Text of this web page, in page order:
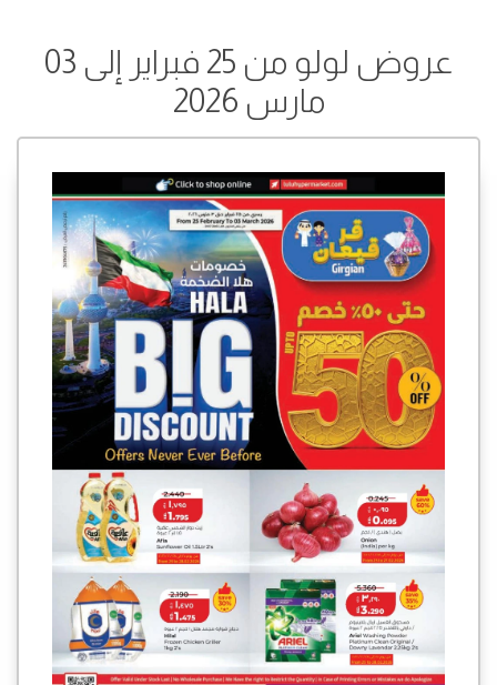
عروض لولو من 25 فبراير إلى 03
مارس 2026